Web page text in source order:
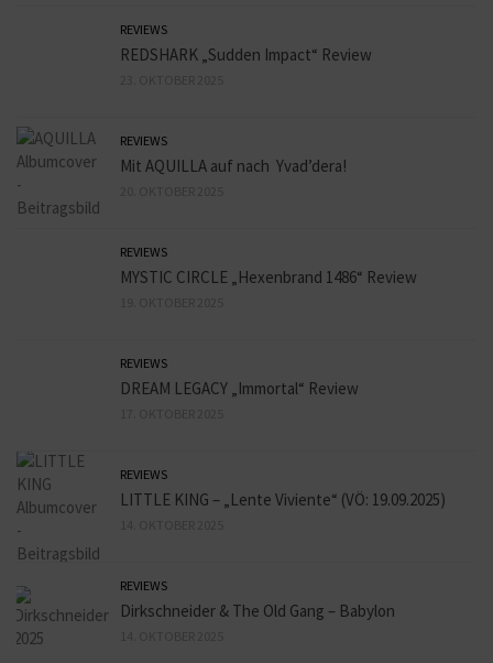
REVIEWS
REDSHARK „Sudden Impact“ Review
REVIEWS
Mit AQUILLA auf nach Yvad’dera!
REVIEWS
MYSTIC CIRCLE „Hexenbrand 1486“ Review
REVIEWS
DREAM LEGACY „Immortal“ Review
REVIEWS
LITTLE KING – „Lente Viviente“ (VÖ: 19.09.2025)
REVIEWS
Dirkschneider & The Old Gang – Babylon